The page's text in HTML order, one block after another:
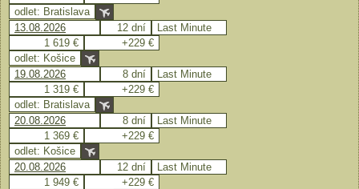
odlet: Bratislava
13.08.2026
12 dní
Last Minute
1 619 €
+229 €
odlet: Košice
19.08.2026
8 dní
Last Minute
1 319 €
+229 €
odlet: Bratislava
20.08.2026
8 dní
Last Minute
1 369 €
+229 €
odlet: Košice
20.08.2026
12 dní
Last Minute
1 949 €
+229 €